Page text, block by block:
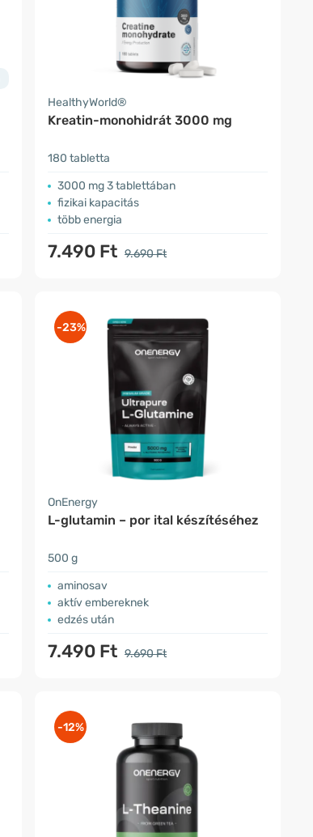
HealthyWorld®
Kreatin-monohidrát 3000 mg
180 tabletta
3000 mg 3 tablettában
fizikai kapacitás
több energia
7.490 Ft 9.690 Ft
-23%
OnEnergy
L-glutamin – por ital készítéséhez
500 g
aminosav
aktív embereknek
edzés után
7.490 Ft 9.690 Ft
-12%